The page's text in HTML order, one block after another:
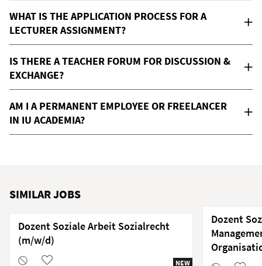
WHAT IS THE APPLICATION PROCESS FOR A
LECTURER ASSIGNMENT?
IS THERE A TEACHER FORUM FOR DISCUSSION &
EXCHANGE?
AM I A PERMANENT EMPLOYEE OR FREELANCER
IN IU ACADEMIA?
SIMILAR JOBS
NEW
Dozent Soziale Arbeit Sozialrecht
(m/w/d)
Dozent